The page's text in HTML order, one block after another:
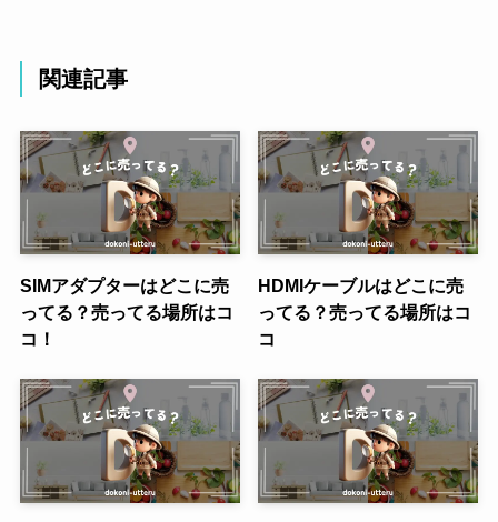
関連記事
SIMアダプターはどこに売
ってる？売ってる場所はコ
コ！
HDMIケーブルはどこに売
ってる？売ってる場所はコ
コ